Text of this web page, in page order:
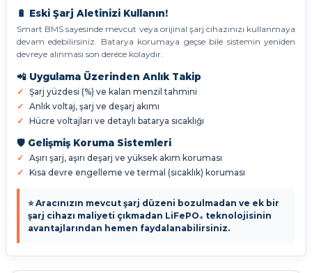
🔋 Eski Şarj Aletinizi Kullanın!
Smart BMS sayesinde mevcut veya orijinal şarj cihazınızı kullanmaya
devam edebilirsiniz. Batarya korumaya geçse bile sistemin yeniden
devreye alınması son derece kolaydır.
📲 Uygulama Üzerinden Anlık Takip
Şarj yüzdesi (%) ve kalan menzil tahmini
Anlık voltaj, şarj ve deşarj akımı
Hücre voltajları ve detaylı batarya sıcaklığı
🛡️ Gelişmiş Koruma Sistemleri
Aşırı şarj, aşırı deşarj ve yüksek akım koruması
Kısa devre engelleme ve termal (sıcaklık) koruması
⭐ Aracınızın mevcut şarj düzeni bozulmadan ve ek bir
şarj cihazı maliyeti çıkmadan LiFePO₄ teknolojisinin
avantajlarından hemen faydalanabilirsiniz.